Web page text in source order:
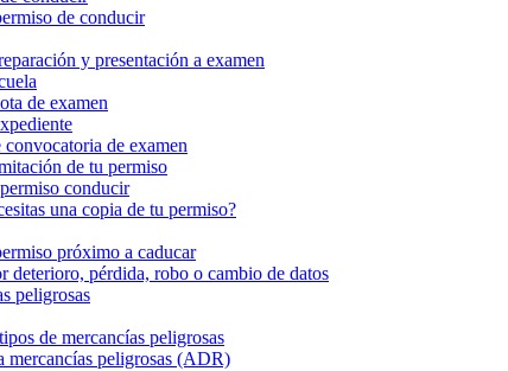
de conducir
y presentación a examen
de examen
de examen
de tu permiso
conducir
una copia de tu permiso?
próximo a caducar
deterioro, pérdida, robo o cambio de datos
peligrosas
de mercancías peligrosas
mercancías peligrosas (ADR)